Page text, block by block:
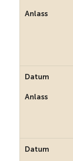
Anlass
Datum
Anlass
Datum